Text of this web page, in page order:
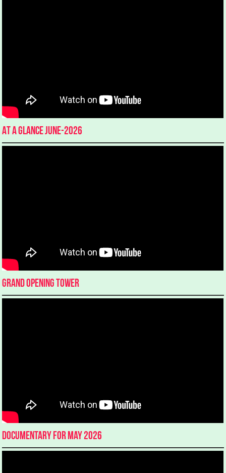
At a glance June-2026
Grand Opening Tower
Documentary for May 2026